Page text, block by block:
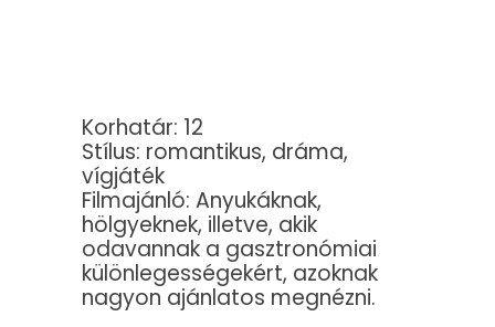
Korhatár: 12
Stílus: romantikus, dráma,
vígjáték
Filmajánló: Anyukáknak,
hölgyeknek, illetve, akik
odavannak a gasztronómiai
különlegességekért, azoknak
nagyon ajánlatos megnézni.